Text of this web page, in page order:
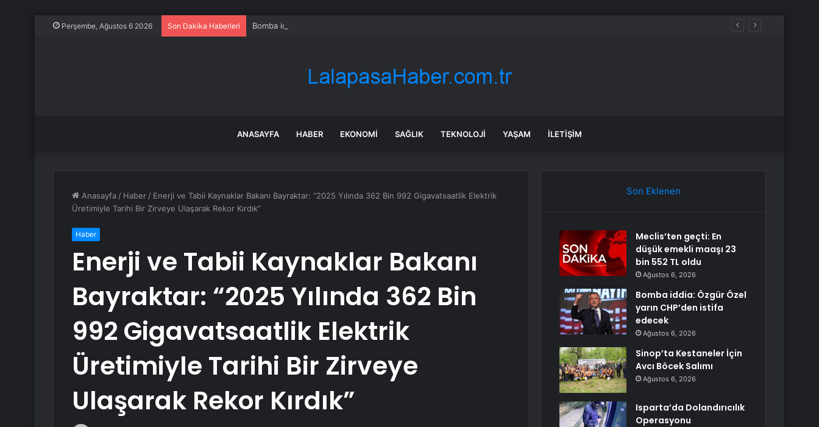
Perşembe, Ağustos 6 2026 Son Dakika Haberleri Bomba iddia: Özgür Özel yarın CHP’den istifa edecek
ANASAYFA HABER EKONOMI SAĞLIK TEKNOLOJI YAŞAM İLETIŞIM
Anasayfa / Haber / Enerji ve Tabii Kaynaklar Bakanı Bayraktar: “2025 Yılında 362 Bin 992 Gigavatsaatlik Elektrik
Üretimiyle Tarihi Bir Zirveye Ulaşarak Rekor Kırdık”
Haber
Enerji ve Tabii Kaynaklar Bakanı
Bayraktar: “2025 Yılında 362 Bin
992 Gigavatsaatlik Elektrik
Üretimiyle Tarihi Bir Zirveye
Ulaşarak Rekor Kırdık”
Son Eklenen
Meclis’ten geçti: En
düşük emekli maaşı 23
bin 552 TL oldu
Ağustos 6, 2026
Bomba iddia: Özgür Özel
yarın CHP’den istifa
edecek
Ağustos 6, 2026
Sinop’ta Kestaneler İçin
Avcı Böcek Salımı
Ağustos 6, 2026
Isparta’da Dolandırıcılık
Operasyonu